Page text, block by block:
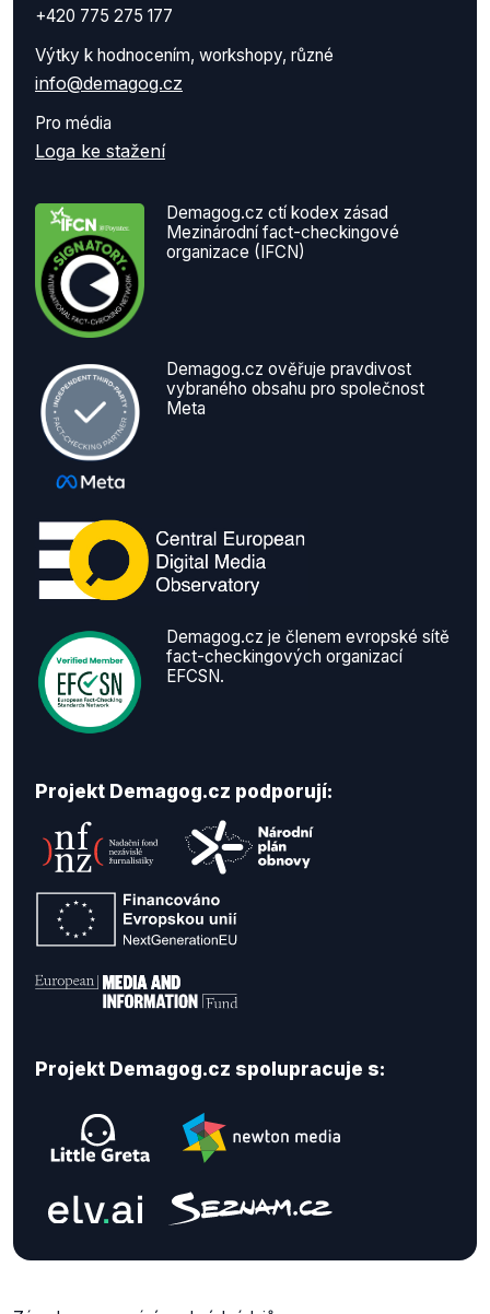
+420 775 275 177
Výtky k hodnocením, workshopy, různé
info@demagog.cz
Pro média
Loga ke stažení
Demagog.cz ctí kodex zásad
Mezinárodní fact-checkingové
organizace (IFCN)
Demagog.cz ověřuje pravdivost
vybraného obsahu pro společnost
Meta
Demagog.cz je členem evropské sítě
fact-checkingových organizací
EFCSN.
Projekt Demagog.cz podporují:
Projekt Demagog.cz spolupracuje s: